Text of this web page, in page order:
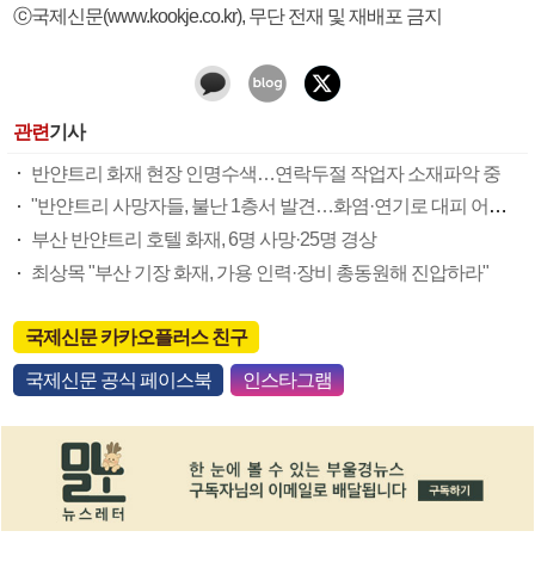
ⓒ국제신문(www.kookje.co.kr), 무단 전재 및 재배포 금지
관련기사
반얀트리 화재 현장 인명수색…연락두절 작업자 소재파악 중
"반얀트리 사망자들, 불난 1층서 발견…화염·연기로 대피 어려웠을 것"
부산 반얀트리 호텔 화재, 6명 사망·25명 경상
최상목 "부산 기장 화재, 가용 인력·장비 총동원해 진압하라"
국제신문 카카오플러스 친구
국제신문 공식 페이스북 인스타그램